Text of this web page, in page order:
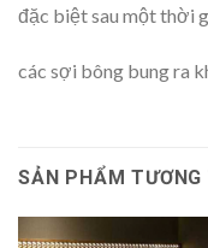
đặc biệt sau một thời
các sợi bông bung ra
SẢN PHẨM TƯƠNG